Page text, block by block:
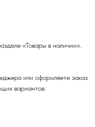
«Товары в наличии».
или оформляете заказ
вариантов: